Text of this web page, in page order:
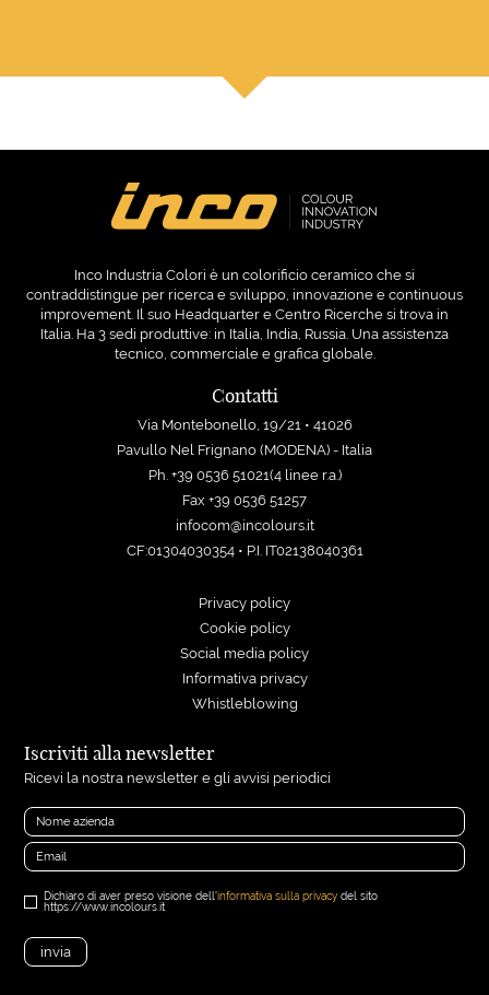
Inco Industria Colori è un colorificio ceramico che si
contraddistingue per ricerca e sviluppo, innovazione e continuous
improvement. Il suo Headquarter e Centro Ricerche si trova in
Italia. Ha 3 sedi produttive: in Italia, India, Russia. Una assistenza
tecnico, commerciale e grafica globale.
Contatti
Via Montebonello, 19/21 • 41026
Pavullo Nel Frignano (MODENA) - Italia
Ph. +39 0536 51021(4 linee r.a.)
Fax +39 0536 51257
infocom@incolours.it
CF:01304030354 • P.I. IT02138040361
Privacy policy
Cookie policy
Social media policy
Informativa privacy
Whistleblowing
Iscriviti alla newsletter
Ricevi la nostra newsletter e gli avvisi periodici
Dichiaro di aver preso visione dell'informativa sulla privacy del sito
https://www.incolours.it